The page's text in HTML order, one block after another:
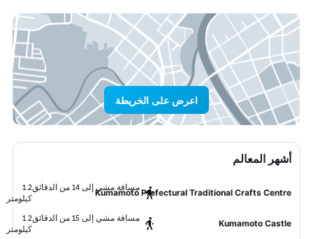
اعرض على الخريطة
أشهر المعالم
Kumamoto Prefectural Traditional Crafts Centre
مسافة مشي إلى 14 من الدقائق
1.2
كيلومتر
Kumamoto Castle
مسافة مشي إلى 15 من الدقائق
1.2
كيلومتر